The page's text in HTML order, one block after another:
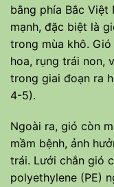
bằng phía Bắc Việt
mạnh, đặc biệt là
trong mùa khô.
hoa, rụng trái non,
trong giai đoạn ra
4-5).
Ngoài ra, gió còn
mầm bệnh, ảnh
trái. Lưới chắn gió
polyethylene (PE)